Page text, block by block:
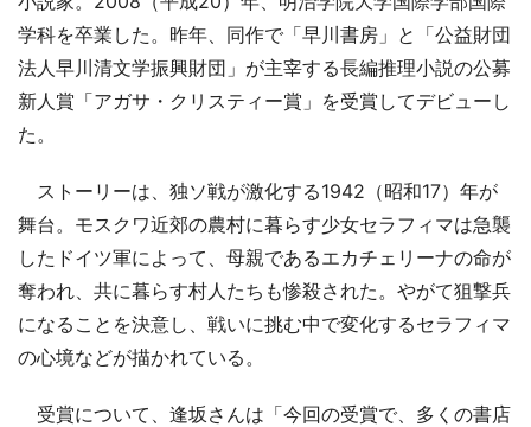
学科を卒業した。昨年、同作で「早川書房」と「公益財団
法人早川清文学振興財団」が主宰する長編推理小説の公募
新人賞「アガサ・クリスティー賞」を受賞してデビューし
た。
ストーリーは、独ソ戦が激化する1942（昭和17）年が
舞台。モスクワ近郊の農村に暮らす少女セラフィマは急襲
したドイツ軍によって、母親であるエカチェリーナの命が
奪われ、共に暮らす村人たちも惨殺された。やがて狙撃兵
になることを決意し、戦いに挑む中で変化するセラフィマ
の心境などが描かれている。
受賞について、逢坂さんは「今回の受賞で、多くの書店